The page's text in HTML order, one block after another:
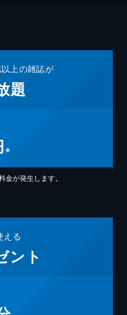
上の雑誌が
題
※
が発生します。
える
ント